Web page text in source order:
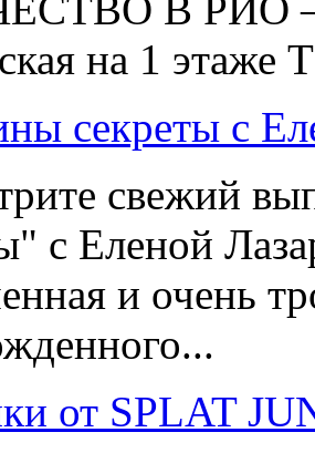
на 1
секреты с
свежий
с Еленой
и очень
от SPLAT